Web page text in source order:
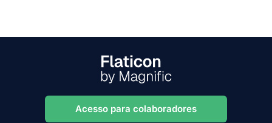
Acesso para colaboradores